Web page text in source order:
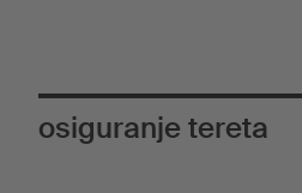
osiguranje tereta